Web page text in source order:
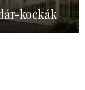
kockák